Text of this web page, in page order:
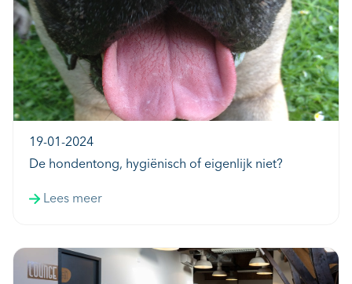
19-01-2024
De hondentong, hygiënisch of eigenlijk niet?
Lees meer